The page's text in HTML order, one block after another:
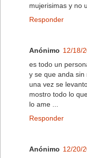
mujerisimas y no
Responder
Anónimo 12/18/
es todo un
y se que anda sin
una vez se
mostro todo lo
lo ame ...
Responder
Anónimo 12/20/